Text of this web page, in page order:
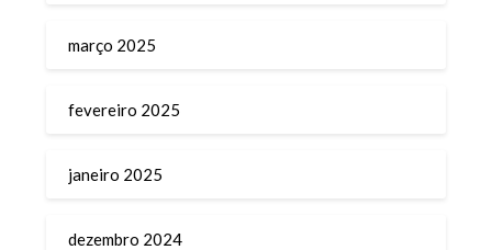
março 2025
fevereiro 2025
janeiro 2025
dezembro 2024